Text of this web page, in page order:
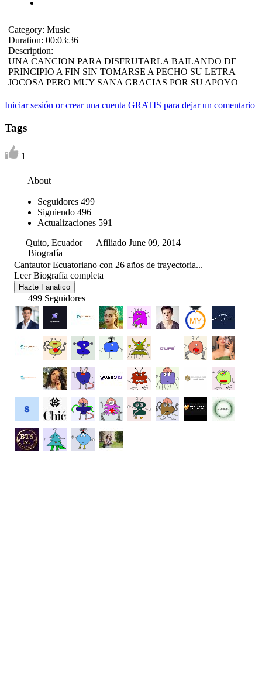
Category: Music
Duration: 00:03:36
Description:
UNA CANCION PARA DISFRUTARLA BAILANDO DE
PRINCIPIO A FIN SIN TOMARSE A PECHO SU LETRA
JOCOSA PERO MUY SANA GRACIAS POR SU APOYO
Iniciar sesión or crear una cuenta GRATIS para dejar un comentario
Tags
1
About
Seguidores 499
Siguiendo 496
Actualizaciones 591
Quito, Ecuador
Afiliado June 09, 2014
Biografía
Cantautor Ecuatoriano con 26 años de trayectoria...
Leer Biografía completa
Hazte Fanatico
499 Seguidores